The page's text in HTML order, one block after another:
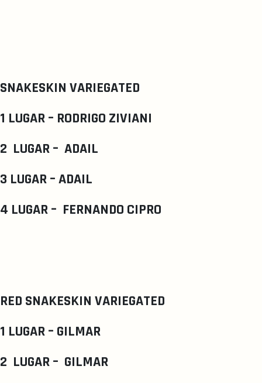
SNAKESKIN VARIEGATED
1 LUGAR – RODRIGO ZIVIANI
2 LUGAR – ADAIL
3 LUGAR – ADAIL
4 LUGAR – FERNANDO CIPRO
RED SNAKESKIN VARIEGATED
1 LUGAR – GILMAR
2 LUGAR – GILMAR